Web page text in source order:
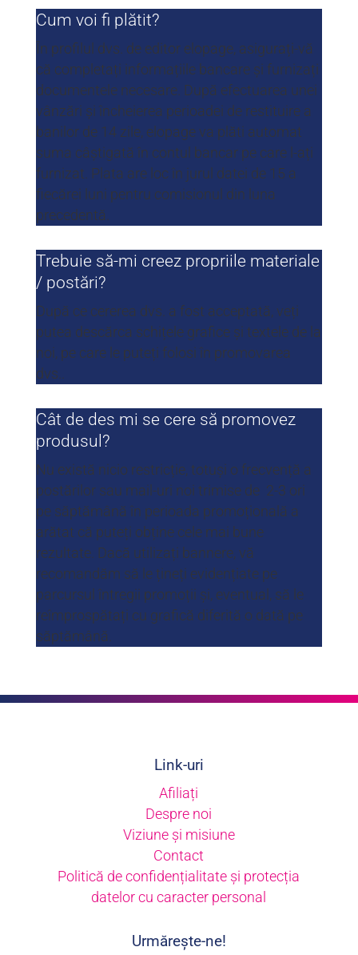
Cum voi fi plătit?
În profilul dvs. de editor elopage, asigurați-vă
că completați informațiile bancare și furnizați
documentele necesare. După efectuarea unei
vânzări și încheierea perioadei de restituire a
banilor de 14 zile, elopage va plăti automat
suma câștigată în contul bancar pe care l-ați
furnizat. Plata are loc în jurul datei de 15 a
fiecărei luni pentru comisionul din luna
precedentă.
Trebuie să-mi creez propriile materiale
/ postări?
După ce cererea dvs. a fost acceptată, veți
putea descărca schițele grafice și textele de la
noi, pe care le puteți folosi în promovarea
dvs..
Cât de des mi se cere să promovez
produsul?
Nu există nicio restricție, totuși o frecvență a
postărilor sau mail-uri noi trimise de 2-3 ori
pe săptămână în perioada promoțională a
arătat că puteți obține cele mai bune
rezultate. Dacă utilizați bannere, vă
recomandăm să le țineți evidențiate pe
parcursul întregii promoții și, eventual, să le
reîmprospătați cu grafică diferită o dată pe
săptămână.
Link-uri
Afiliați
Despre noi
Viziune și misiune
Contact
Politică de confidențialitate și protecția
datelor cu caracter personal
Urmărește-ne!